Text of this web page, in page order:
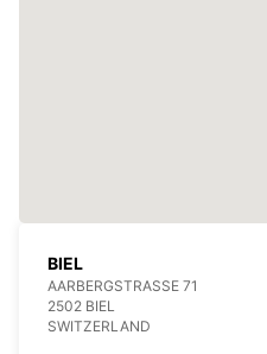
BIEL
AARBERGSTRASSE 71
2502 BIEL
SWITZERLAND